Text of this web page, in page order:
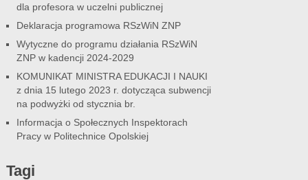
dla profesora w uczelni publicznej
Deklaracja programowa RSzWiN ZNP
Wytyczne do programu działania RSzWiN
ZNP w kadencji 2024-2029
KOMUNIKAT MINISTRA EDUKACJI I NAUKI
z dnia 15 lutego 2023 r. dotycząca subwencji
na podwyżki od stycznia br.
Informacja o Społecznych Inspektorach
Pracy w Politechnice Opolskiej
Tagi